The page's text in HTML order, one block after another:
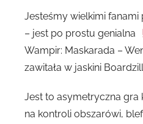
Jesteśmy wielkimi fanami
– jest po prostu genialna
Wampir: Maskarada –
zawitała w jaskini
Jest to asymetryczna gra
na kontroli obszarówi,